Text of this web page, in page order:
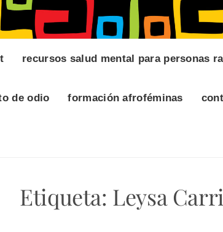
recursos salud mental para personas
de odio formación afroféminas
Etiqueta: Leysa